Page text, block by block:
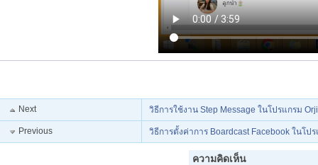
Next วิธีการใช้งาน Step Message ในโปรแกรม
Previous วิธีการตั้งค่าการ Boardcast Facebook ในโป
ความคิดเห็น